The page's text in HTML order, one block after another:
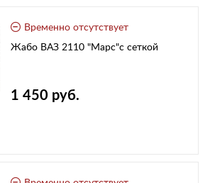
Временно отсутствует
Жабо ВАЗ 2110 "Марс"с сеткой
1 450 руб.